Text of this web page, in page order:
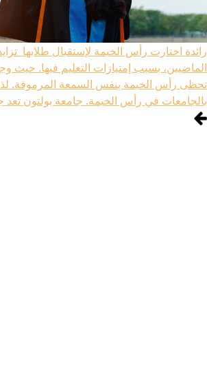
رائدة اختارت رأس الخيمة لإستقبال طلابها
الماضيين، بسبب إمتيازات التعليم فيها.
تحظى رأس الخيمة بنفس السمعة المرموقة.
بالجامعات في رأس الخيمة. جامعة بولتون